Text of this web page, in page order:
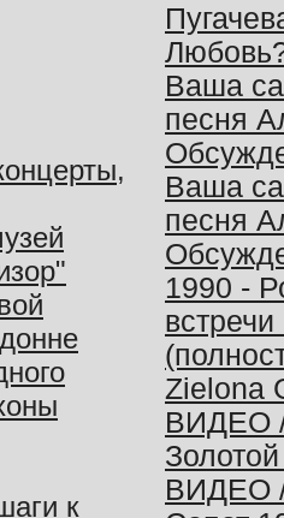
к
Ваша
песня
Ваша
песня
1990 -
Zielona
ВИДЕО
ВИДЕО